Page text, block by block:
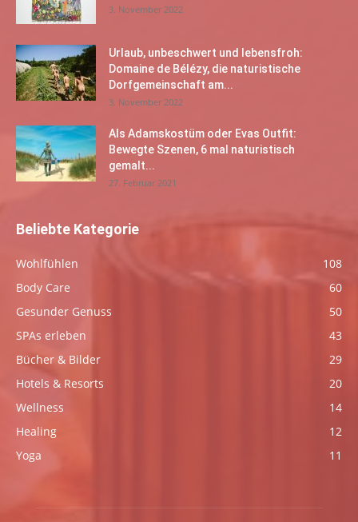
3. November 2022
Urlaub, unbeschwert und lebensfroh:
Domaine de Bélézy, die naturistische
Dorfgemeinschaft am...
3. November 2022
Als Adamskostüm oder Evas Outfit:
Bewegte Szenen, 6 mal naturistisch
gemalt...
27. Februar 2021
Beliebte Kategorie
Wohlfühlen
108
Body Care
60
Gesunder Genuss
50
SPAs erleben
43
Bücher & Bilder
29
Hotels & Resorts
20
Wellness
14
Healing
12
Yoga
11